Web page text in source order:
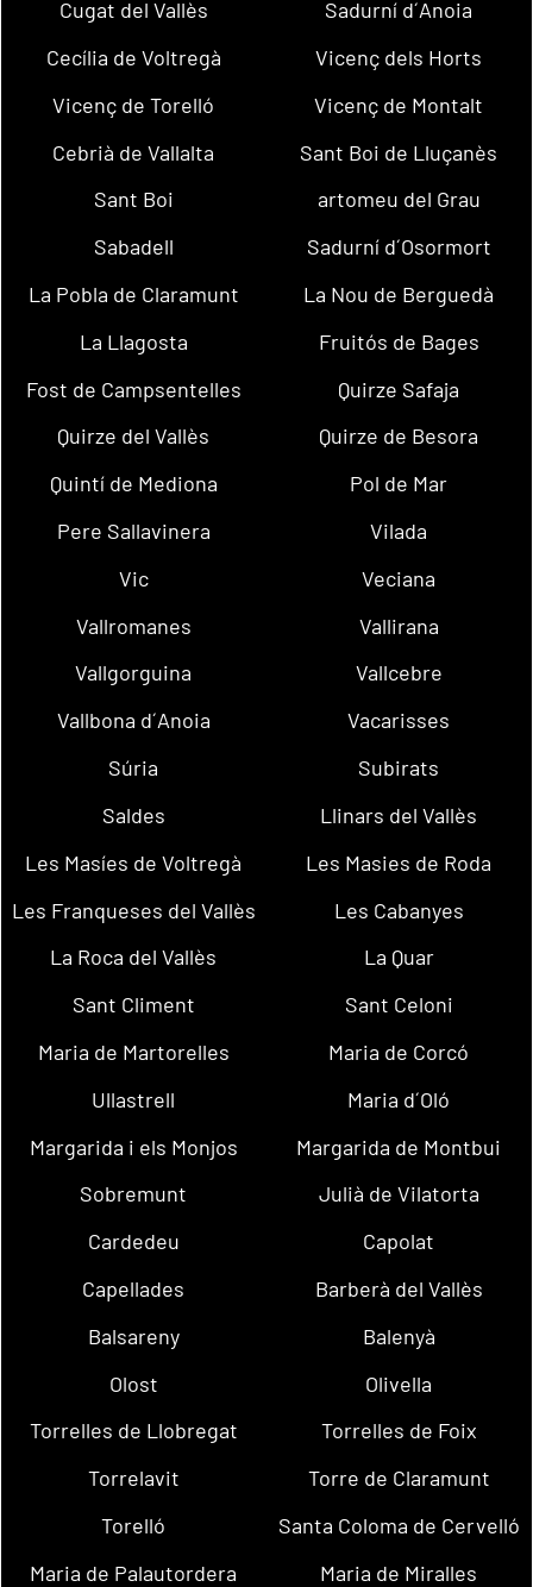
Cugat del Vallès
Sadurní d´Anoia
Cecília de Voltregà
Vicenç dels Horts
Vicenç de Torelló
Vicenç de Montalt
Cebrià de Vallalta
Sant Boi de Lluçanès
Sant Boi
artomeu del Grau
Sabadell
Sadurní d´Osormort
La Pobla de Claramunt
La Nou de Berguedà
La Llagosta
Fruitós de Bages
Fost de Campsentelles
Quirze Safaja
Quirze del Vallès
Quirze de Besora
Quintí de Mediona
Pol de Mar
Pere Sallavinera
Vilada
Vic
Veciana
Vallromanes
Vallirana
Vallgorguina
Vallcebre
Vallbona d´Anoia
Vacarisses
Súria
Subirats
Saldes
Llinars del Vallès
Les Masíes de Voltregà
Les Masies de Roda
Les Franqueses del Vallès
Les Cabanyes
La Roca del Vallès
La Quar
Sant Climent
Sant Celoni
Maria de Martorelles
Maria de Corcó
Ullastrell
Maria d´Oló
Margarida i els Monjos
Margarida de Montbui
Sobremunt
Julià de Vilatorta
Cardedeu
Capolat
Capellades
Barberà del Vallès
Balsareny
Balenyà
Olost
Olivella
Torrelles de Llobregat
Torrelles de Foix
Torrelavit
Torre de Claramunt
Torelló
Santa Coloma de Cervelló
Maria de Palautordera
Maria de Miralles